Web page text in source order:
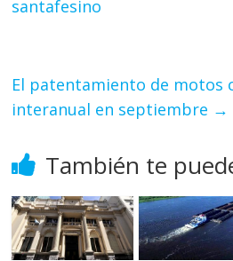
santafesino
El patentamiento de motos
interanual en septiembre →
También te